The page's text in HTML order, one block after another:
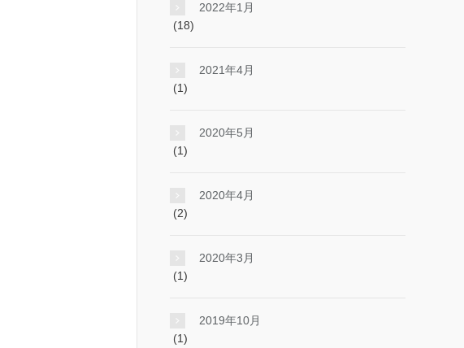
2022年1月
(18)
2021年4月
(1)
2020年5月
(1)
2020年4月
(2)
2020年3月
(1)
2019年10月
(1)